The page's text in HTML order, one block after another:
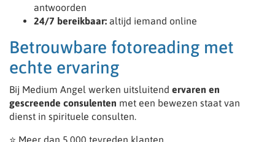
antwoorden
24/7 bereikbaar: altijd iemand online
Betrouwbare fotoreading met
echte ervaring
Bij Medium Angel werken uitsluitend ervaren en
gescreende consulenten met een bewezen staat van
dienst in spirituele consulten.
⭐ Meer dan 5.000 tevreden klanten